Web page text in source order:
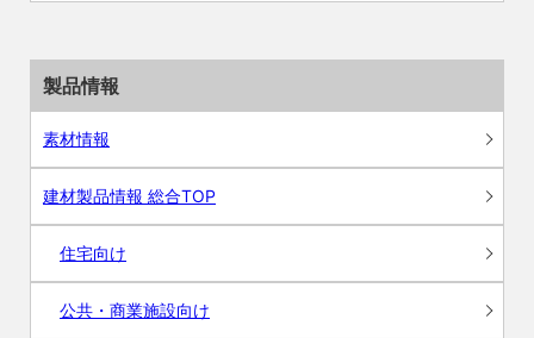
製品情報
素材情報
建材製品情報 総合TOP
住宅向け
公共・商業施設向け